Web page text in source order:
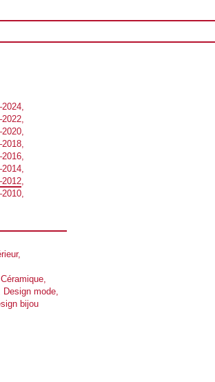
Céramique
Design mode
bijou